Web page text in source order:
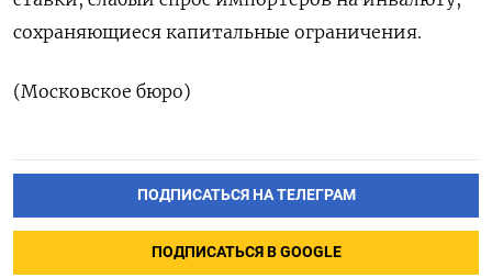
сохраняющиеся капитальные ограничения.
(Московское бюро)
ПОДПИСАТЬСЯ НА ТЕЛЕГРАМ
ПОДПИСАТЬСЯ В GOOGLE